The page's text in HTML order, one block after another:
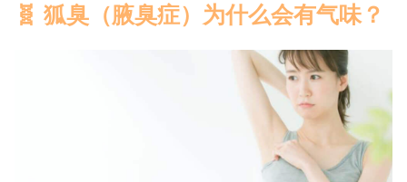
🧬 狐臭（腋臭症）为什么会有气味？